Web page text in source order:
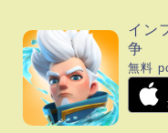
イン
争
無料